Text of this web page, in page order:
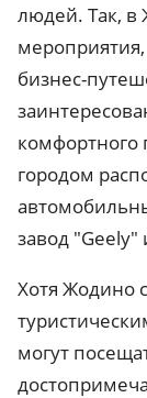
людей. Так, в
бизнес-
городом
завод "Geely"
Хотя Жодино
могут